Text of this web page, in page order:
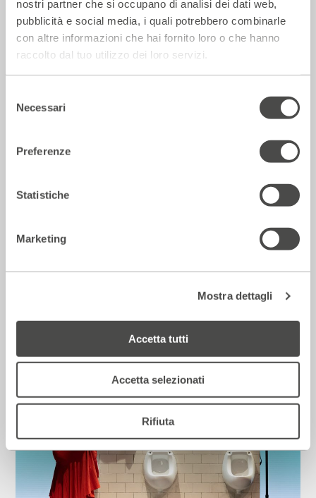
nostri partner che si occupano di analisi dei dati web,
pubblicità e social media, i quali potrebbero combinarle
con altre informazioni che hai fornito loro o che hanno
raccolto dal tuo utilizzo dei loro servizi.
delNecessari
Preferenze
Statistiche
Marketing
Mostra dettagli
Accetta tutti
Accetta selezionati
Rifiuta
La Repubblica – In scena gli eroi di
strada secondo Raffaele Viviani
14 Luglio 2026
Rassegna Stampa